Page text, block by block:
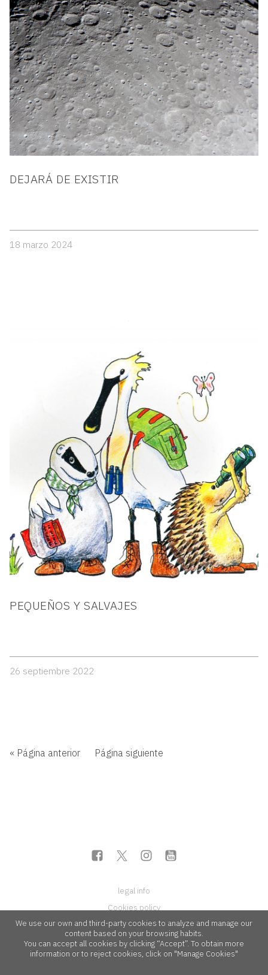
DEJARÁ DE EXISTIR
18 marzo 2024
PEQUEÑOS Y SALVAJES
26 septiembre 2022
« Página anterior Página siguiente
legal info
Cookies policy
We use our own and third-party cookies to analyze and manage our
content based on your browsing habits.
You can accept all cookies by clicking “Accept”. To obtain more
information or to reject cookies, click on "Manage Cookies"